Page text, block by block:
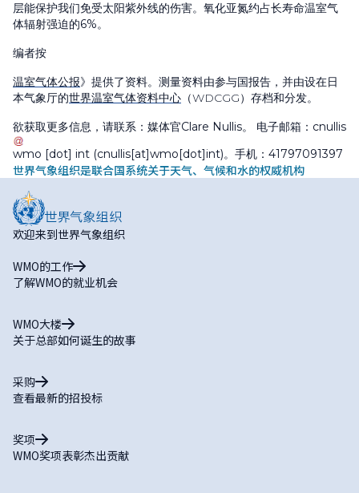
层能保护我们免受太阳紫外线的伤害。氧化亚氮约占长寿命温室气
体辐射强迫的6%。
编者按
温室气体公报》提供了资料。测量资料由参与国报告，并由设在日
本气象厅的世界温室气体资料中心 （WDCGG）存档和分发。
欲获取更多信息，请联系：媒体官Clare Nullis。 电子邮箱： cnullis
wmo [dot] int (cnullis[at]wmo[dot]int)。手机：41797091397
世界气象组织是联合国系统关于天气、气候和水的权威机构
欢迎来到世界气象组织
WMO的工作
了解WMO的就业机会
WMO大楼
关于总部如何诞生的故事
采购
查看最新的招投标
奖项
WMO奖项表彰杰出贡献